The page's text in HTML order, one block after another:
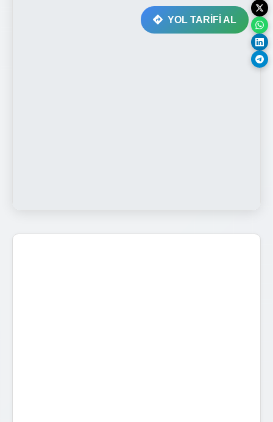
YOL TARİFİ AL